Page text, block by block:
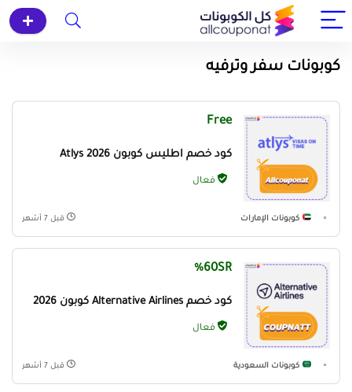
كوبونات سفر وترفيه
Free
كود خصم اطليس كوبون Atlys 2026
فعال
كوبونات الإمارات قبل 7 أشهر
60SR%
كود خصم Alternative Airlines كوبون 2026
فعال
كوبونات السعودية قبل 7 أشهر